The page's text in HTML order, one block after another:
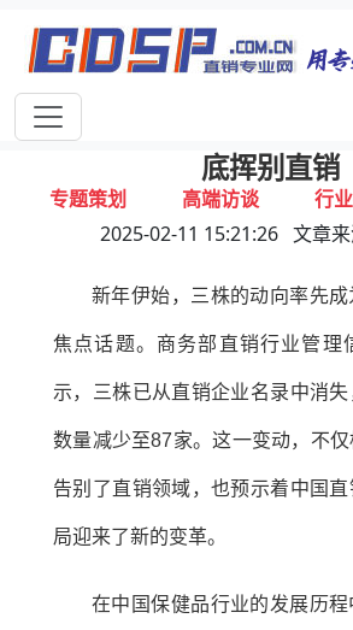
首页 独家报道 行业动态
企业资讯
专题策划 高端访谈 行
中国直销企业数量缩减至
底挥别直销
2025-02-11 15:21:26 文章来
新年伊始，三株的动向率先
焦点话题。商务部直销行业管理
示，三株已从直销企业名录中消
数量减少至87家。这一变动，不
告别了直销领域，也预示着中国
局迎来了新的变革。
在中国保健品行业的发展历